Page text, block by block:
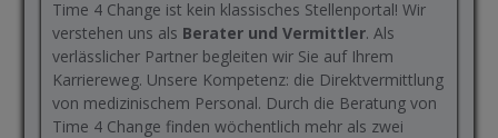
Time 4 Change ist kein klassisches Stellenportal! Wir
verstehen uns als Berater und Vermittler. Als
verlässlicher Partner begleiten wir Sie auf Ihrem
Karriereweg. Unsere Kompetenz: die Direktvermittlung
von medizinischem Personal. Durch die Beratung von
Time 4 Change finden wöchentlich mehr als zwei